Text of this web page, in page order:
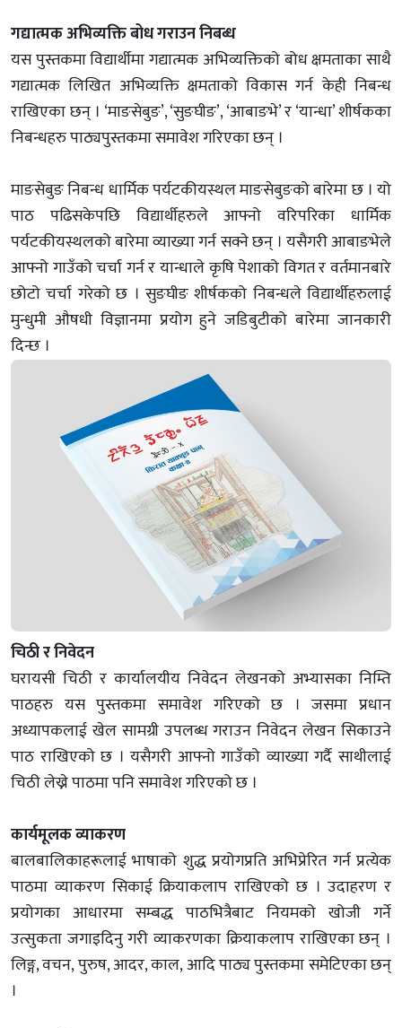
गद्यात्मक अभिव्यक्ति बोध गराउन निबब्ध
यस पुस्तकमा विद्यार्थीमा गद्यात्मक अभिव्यक्तिको बोध क्षमताका साथै
गद्यात्मक लिखित अभिव्यक्ति क्षमताको विकास गर्न केही निबन्ध
राखिएका छन् । ‘माङसेबुङ’, ‘सुङघीङ’, ‘आबाङभे’ र ‘यान्धा’ शीर्षकका
निबन्धहरु पाठ्यपुस्तकमा समावेश गरिएका छन् ।
माङसेबुङ निबन्ध धार्मिक पर्यटकीयस्थल माङसेबुङको बारेमा छ । यो
पाठ पढिसकेपछि विद्यार्थीहरुले आफ्नो वरिपरिका धार्मिक
पर्यटकीयस्थलको बारेमा व्याख्या गर्न सक्ने छन् । यसैगरी आबाङभेले
आफ्नो गाउँको चर्चा गर्न र यान्धाले कृषि पेशाको विगत र वर्तमानबारे
छोटो चर्चा गरेको छ । सुङघीङ शीर्षकको निबन्धले विद्यार्थीहरुलाई
मुन्धुमी औषधी विज्ञानमा प्रयोग हुने जडिबुटीको बारेमा जानकारी
दिन्छ ।
चिठी र निवेदन
घरायसी चिठी र कार्यालयीय निवेदन लेखनको अभ्यासका निम्ति
पाठहरु यस पुस्तकमा समावेश गरिएको छ । जसमा प्रधान
अध्यापकलाई खेल सामग्री उपलब्ध गराउन निवेदन लेखन सिकाउने
पाठ राखिएको छ । यसैगरी आफ्नो गाउँको व्याख्या गर्दै साथीलाई
चिठी लेख्ने पाठमा पनि समावेश गरिएको छ ।
कार्यमूलक व्याकरण
बालबालिकाहरूलाई भाषाको शुद्ध प्रयोगप्रति अभिप्रेरित गर्न प्रत्येक
पाठमा व्याकरण सिकाई क्रियाकलाप राखिएको छ । उदाहरण र
प्रयोगका आधारमा सम्बद्ध पाठभित्रैबाट नियमको खोजी गर्ने
उत्सुकता जगाइदिनु गरी व्याकरणका क्रियाकलाप राखिएका छन् ।
लिङ्ग, वचन, पुरुष, आदर, काल, आदि पाठ्य पुस्तकमा समेटिएका छन्
।